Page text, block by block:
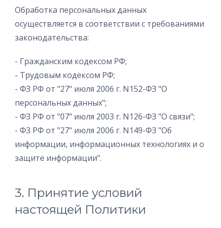
Обработка персональных данных
осуществляется в соответствии c требованиями
законодательства:
- Гражданским кодексом РФ;
- Трудовым кодексом РФ;
- ФЗ РФ от "27" июля 2006 г. N152-ФЗ "О
персональных данных";
- ФЗ РФ от "07" июля 2003 г. N126-ФЗ "О связи";
- ФЗ РФ от "27" июля 2006 г. N149-ФЗ "Об
информации, информационных технологиях и о
защите информации".
3. Принятие условий
настоящей Политики